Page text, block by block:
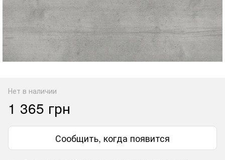
Нет в наличии
1 365 грн
Сообщить, когда появится